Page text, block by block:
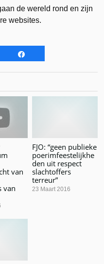
de wereld rond en zijn
websites.
van
van
FJO: “geen publieke
poerimfeestelijkhe
den uit respect
slachtoffers
terreur”
23 Maart 2016